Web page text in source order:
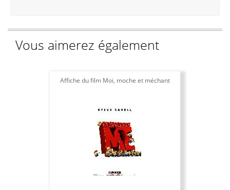
Vous aimerez également
Affiche du film Moi, moche et méchant